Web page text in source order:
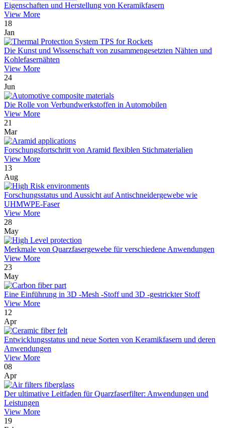
Eigenschaften und Herstellung von Keramikfasern
View More
18
Jan
Die Kunst und Wissenschaft von zusammengesetzten Nähten und
Kohlefasernähten
View More
24
Jun
Die Rolle von Verbundwerkstoffen in Automobilen
View More
21
Mar
Forschungsfortschritt von Aramid flexiblen Stichmaterialien
View More
13
Aug
Forschungsstatus und Aussicht auf Antischneidergewebe wie
UHMWPE-Faser
View More
28
May
Merkmale von Quarzfasergewebe für verschiedene Anwendungen
View More
23
May
Eine Einführung in 3D -Mesh -Stoff und 3D -gestrickter Stoff
View More
12
Apr
Entwicklungsstatus und neue Sorten von Keramikfasern und deren
Anwendungen
View More
08
Apr
Der ultimative Leitfaden für Quarzfaserfilter: Anwendungen und
Leistungen
View More
19